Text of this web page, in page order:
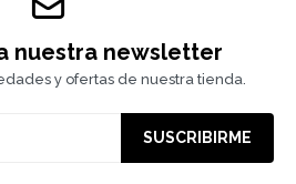
nuestra newsletter
y ofertas de nuestra tienda.
SUSCRIBIRME